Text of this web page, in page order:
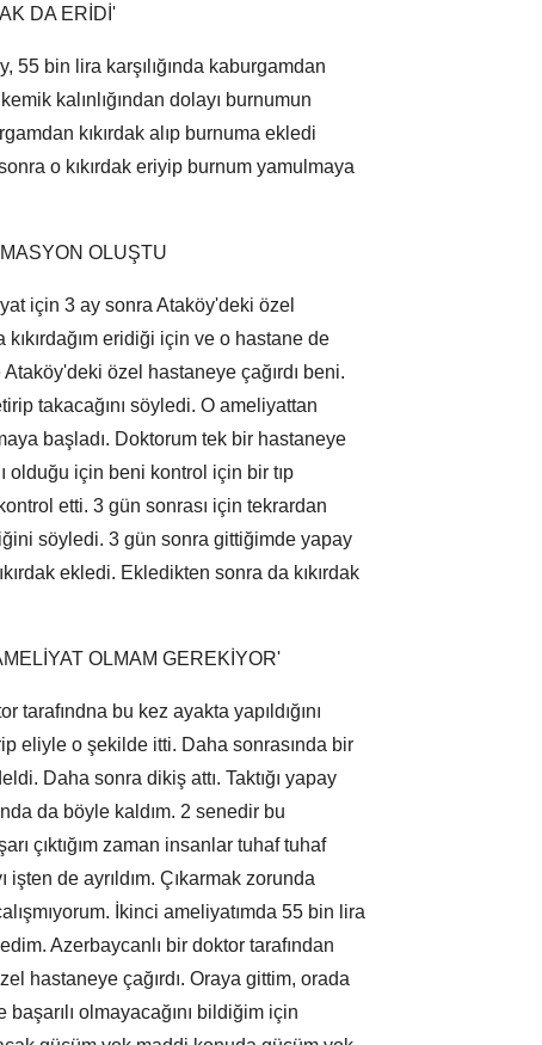
DA ERİDİ'
55 bin lira karşılığında kaburgamdan
kalınlığından dolayı burnumun
kıkırdak alıp burnuma ekledi
o kıkırdak eriyip burnum yamulmaya
OLUŞTU
için 3 ay sonra Ataköy'deki özel
eridiği için ve o hastane de
özel hastaneye çağırdı beni.
takacağını söyledi. O ameliyattan
başladı. Doktorum tek bir hastaneye
olduğu için beni kontrol için bir tıp
etti. 3 gün sonrası için tekrardan
söyledi. 3 gün sonra gittiğimde yapay
ekledi. Ekledikten sonra da kıkırdak
OLMAM GEREKİYOR'
bu kez ayakta yapıldığını
eliyle o şekilde itti. Daha sonrasında bir
Daha sonra dikiş attı. Taktığı yapay
da böyle kaldım. 2 senedir bu
çıktığım zaman insanlar tuhaf tuhaf
de ayrıldım. Çıkarmak zorunda
İkinci ameliyatımda 55 bin lira
Azerbaycanlı bir doktor tarafından
hastaneye çağırdı. Oraya gittim, orada
olmayacağını bildiğim için